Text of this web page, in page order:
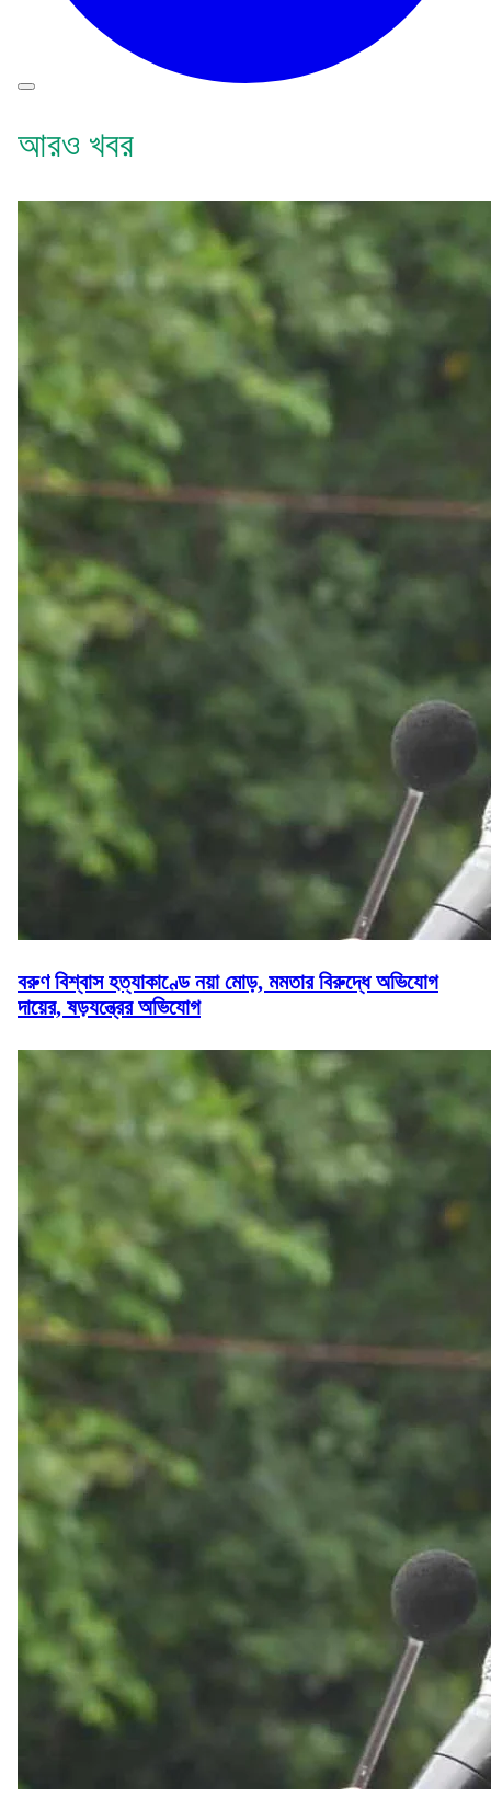
আরও খবর
বরুণ বিশ্বাস হত্যাকাণ্ডে নয়া মোড়, মমতার বিরুদ্ধে অভিযোগ
দায়ের, ষড়যন্ত্রের অভিযোগ